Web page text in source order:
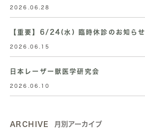
2026.06.28
【重要】6/24(水) 臨時休診のお知らせ
2026.06.15
日本レーザー獣医学研究会
2026.06.10
ARCHIVE 月別アーカイブ